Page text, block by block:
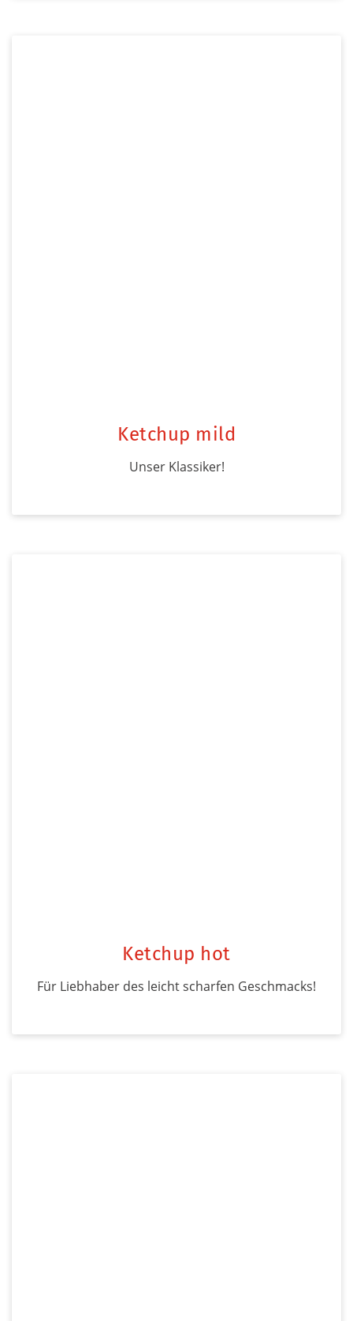
Ketchup mild
Unser Klassiker!
Ketchup hot
Für Liebhaber des leicht scharfen Geschmacks!